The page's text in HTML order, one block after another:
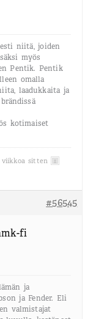
niitä, joiden
myös
Pentik. Pentik
omalla
laadukkaita ja
kotimaiset
viikkoa sitten
#56545
fi
ja
ja Fender. Eli
valmistajat